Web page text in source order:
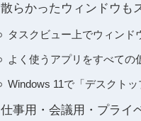
散らかったウィンドウも
タスクビュー上でウィンド
よく使うアプリをすべての
Windows 11で「デスクト
仕事用・会議用・プライ